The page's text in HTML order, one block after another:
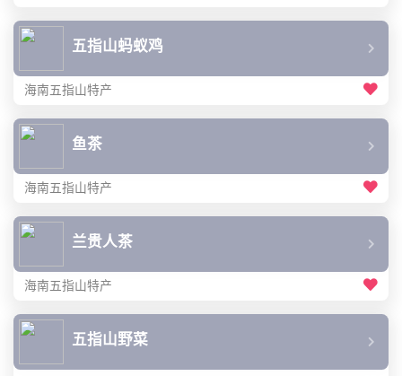
五指山蚂蚁鸡
海南五指山特产
鱼茶
海南五指山特产
兰贵人茶
海南五指山特产
五指山野菜